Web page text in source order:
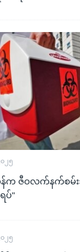
၂၅
န်က ဇီဝလက်နက်စ
ပ်"
၂၅